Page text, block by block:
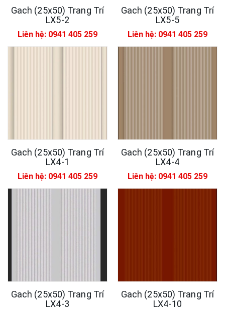
Gach (25x50) Trang Trí
LX5-2
Liên hệ: 0941 405 259
Gach (25x50) Trang Trí
LX5-5
Liên hệ: 0941 405 259
Gach (25x50) Trang Trí
LX4-1
Liên hệ: 0941 405 259
Gach (25x50) Trang Trí
LX4-4
Liên hệ: 0941 405 259
Gach (25x50) Trang Trí
LX4-3
Gach (25x50) Trang Trí
LX4-10